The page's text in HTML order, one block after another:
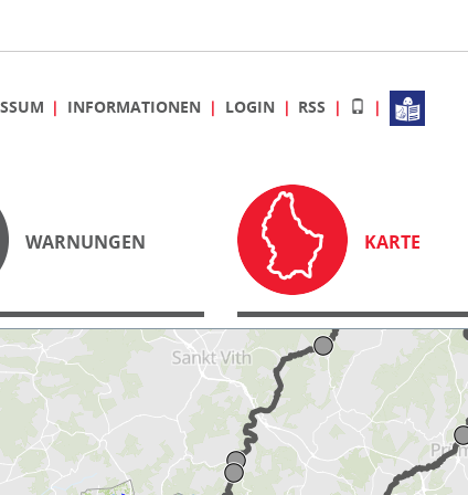
INFORMATIONEN LOGIN RSS
WARNUNGEN KARTE